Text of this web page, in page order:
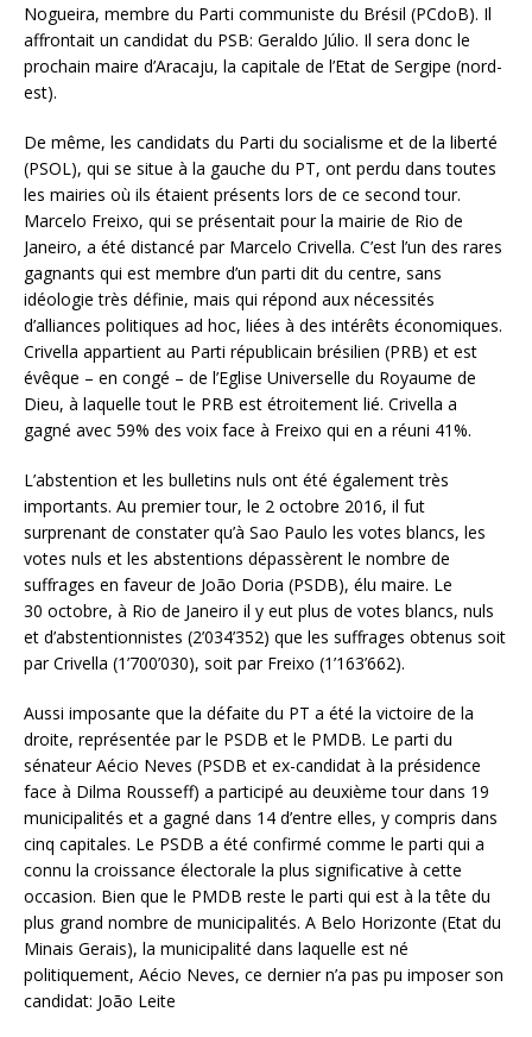
Nogueira, membre du Parti communiste du Brésil (PCdoB). Il
affrontait un candidat du PSB: Geraldo Júlio. Il sera donc le
prochain maire d’Aracaju, la capitale de l’Etat de Sergipe (nord-
est).
De même, les candidats du Parti du socialisme et de la liberté
(PSOL), qui se situe à la gauche du PT, ont perdu dans toutes
les mairies où ils étaient présents lors de ce second tour.
Marcelo Freixo, qui se présentait pour la mairie de Rio de
Janeiro, a été distancé par Marcelo Crivella. C’est l’un des rares
gagnants qui est membre d’un parti dit du centre, sans
idéologie très définie, mais qui répond aux nécessités
d’alliances politiques ad hoc, liées à des intérêts économiques.
Crivella appartient au Parti républicain brésilien (PRB) et est
évêque – en congé – de l’Eglise Universelle du Royaume de
Dieu, à laquelle tout le PRB est étroitement lié. Crivella a
gagné avec 59% des voix face à Freixo qui en a réuni 41%.
L’abstention et les bulletins nuls ont été également très
importants. Au premier tour, le 2 octobre 2016, il fut
surprenant de constater qu’à Sao Paulo les votes blancs, les
votes nuls et les abstentions dépassèrent le nombre de
suffrages en faveur de João Doria (PSDB), élu maire. Le
30 octobre, à Rio de Janeiro il y eut plus de votes blancs, nuls
et d’abstentionnistes (2’034’352) que les suffrages obtenus soit
par Crivella (1’700’030), soit par Freixo (1’163’662).
Aussi imposante que la défaite du PT a été la victoire de la
droite, représentée par le PSDB et le PMDB. Le parti du
sénateur Aécio Neves (PSDB et ex-candidat à la présidence
face à Dilma Rousseff) a participé au deuxième tour dans 19
municipalités et a gagné dans 14 d’entre elles, y compris dans
cinq capitales. Le PSDB a été confirmé comme le parti qui a
connu la croissance électorale la plus significative à cette
occasion. Bien que le PMDB reste le parti qui est à la tête du
plus grand nombre de municipalités. A Belo Horizonte (Etat du
Minais Gerais), la municipalité dans laquelle est né
politiquement, Aécio Neves, ce dernier n’a pas pu imposer son
candidat: João Leite